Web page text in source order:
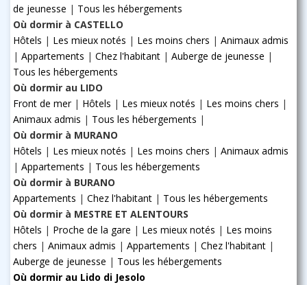
de jeunesse | Tous les hébergements
Où dormir à CASTELLO
Hôtels | Les mieux notés | Les moins chers | Animaux admis
| Appartements | Chez l'habitant | Auberge de jeunesse |
Tous les hébergements
Où dormir au LIDO
Front de mer| Hôtels | Les mieux notés | Les moins chers |
Animaux admis | Tous les hébergements |
Où dormir à MURANO
Hôtels | Les mieux notés | Les moins chers | Animaux admis
| Appartements | Tous les hébergements
Où dormir à BURANO
Appartements | Chez l'habitant | Tous les hébergements
Où dormir à MESTRE ET ALENTOURS
Hôtels | Proche de la gare | Les mieux notés | Les moins
chers | Animaux admis | Appartements | Chez l'habitant |
Auberge de jeunesse | Tous les hébergements
Où dormir au Lido di Jesolo